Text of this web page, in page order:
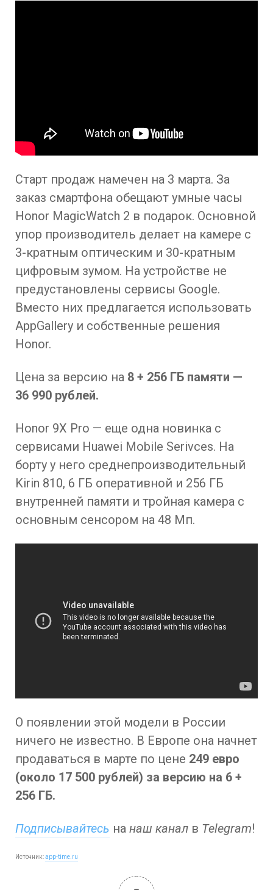
Старт продаж намечен на 3 марта. За
заказ смартфона обещают умные часы
Honor MagicWatch 2 в подарок. Основной
упор производитель делает на камере с
3-кратным оптическим и 30-кратным
цифровым зумом. На устройстве не
предустановлены сервисы Google.
Вместо них предлагается использовать
AppGallery и собственные решения
Honor.
Цена за версию на 8 + 256 ГБ памяти —
36 990 рублей.
Honor 9X Pro — еще одна новинка с
сервисами Huawei Mobile Serivces. На
борту у него среднепроизводительный
Kirin 810, 6 ГБ оперативной и 256 ГБ
внутренней памяти и тройная камера с
основным сенсором на 48 Мп.
О появлении этой модели в России
ничего не известно. В Европе она начнет
продаваться в марте по цене 249 евро
(около 17 500 рублей) за версию на 6 +
256 ГБ.
Подписывайтесь на наш канал в Telegram!
Источник:app-time.ru